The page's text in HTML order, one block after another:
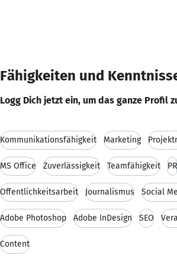
Fähigkeiten und
Logg Dich jetzt ein, um das ganze Profil
Kommunikationsfähigkeit Marketing
MS Office Zuverlässigkeit Teamfähigkeit PR
Öffentlichkeitsarbeit Journalismus Social
Adobe Photoshop Adobe InDesign SEO
Content